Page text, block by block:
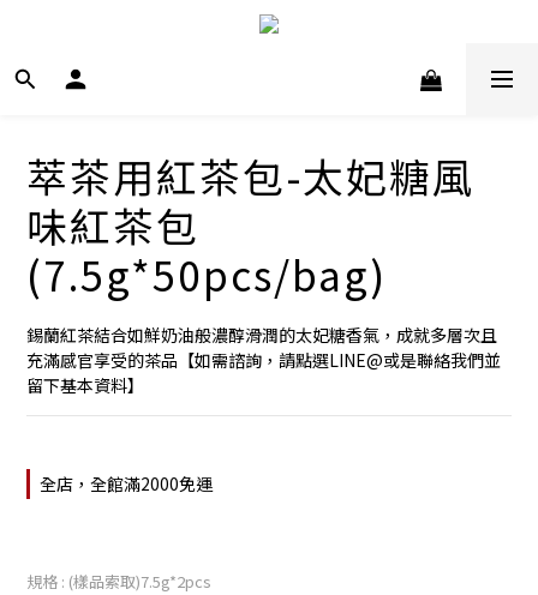
萃茶用紅茶包-太妃糖風
味紅茶包
(7.5g*50pcs/bag)
錫蘭紅茶結合如鮮奶油般濃醇滑潤的太妃糖香氣，成就多層次且
充滿感官享受的茶品【如需諮詢，請點選LINE@或是聯絡我們並
留下基本資料】
全店，全館滿2000免運
規格 : (樣品索取)7.5g*2pcs